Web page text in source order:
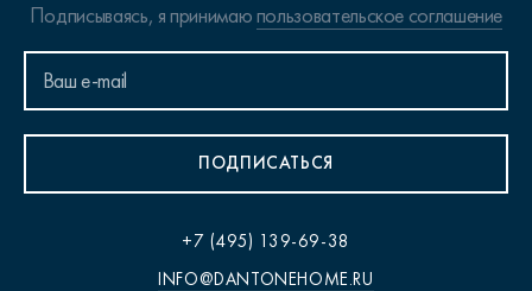
Подписываясь, я принимаюпользовательское соглашение
ПОДПИСАТЬСЯ
+7 (495) 139-69-38
INFO@DANTONEHOME.RU